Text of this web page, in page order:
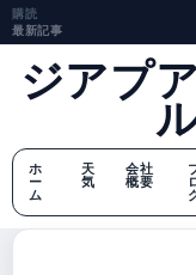
購読
最新記事
ジアプ
ホ
ー
ム
天
気
会社
概要